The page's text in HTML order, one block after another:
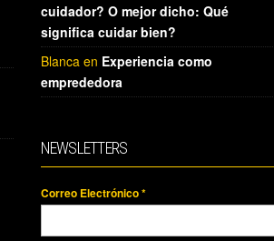
cuidador? O mejor dicho: Qué
significa cuidar bien?
Blanca en Experiencia como
emprededora
NEWSLETTERS
Correo Electrónico*